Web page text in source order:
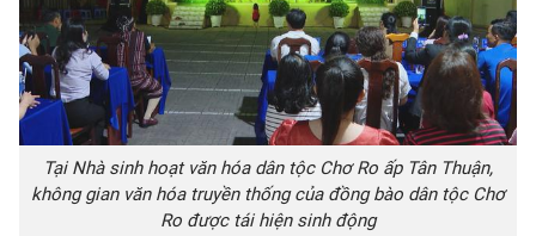
Tại Nhà sinh hoạt văn hóa dân tộc Chơ Ro ấp Tân Thuận,
không gian văn hóa truyền thống của đồng bào dân tộc Chơ
Ro được tái hiện sinh động